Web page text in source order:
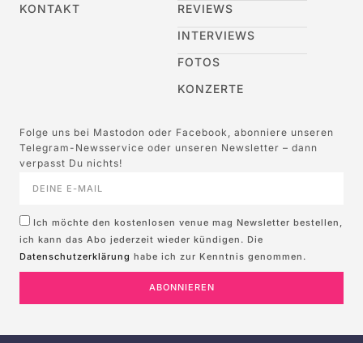
KONTAKT
REVIEWS
INTERVIEWS
FOTOS
KONZERTE
Folge uns bei Mastodon oder Facebook, abonniere unseren
Telegram-Newsservice oder unseren Newsletter – dann
verpasst Du nichts!
Ich möchte den kostenlosen venue mag Newsletter bestellen,
ich kann das Abo jederzeit wieder kündigen. Die
Datenschutzerklärung habe ich zur Kenntnis genommen.
ABONNIEREN